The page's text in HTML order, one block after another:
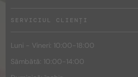
SERVICIUL CLIENȚI
Luni - Vineri: 10:00-18:00
Sâmbătă: 10:00-14:00